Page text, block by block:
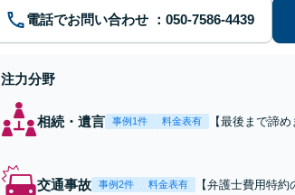
電話でお問い合わせ
注力分野
相続・遺言 事例1件 料金表有
【最後まで諦
交通事故 事例2件 料金表有
【弁護士費用特